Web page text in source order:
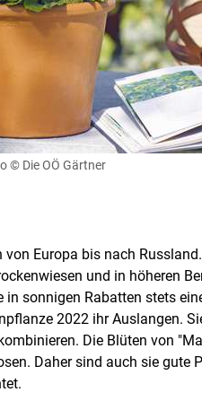
© Die OÖ Gärtner
Europa bis nach
und in höheren
in sonnigen Rabatten stets
2022 ihr Auslangen.
Die Blüten von
Daher sind auch sie gute